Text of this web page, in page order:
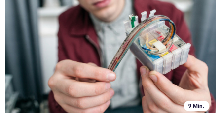
Trockene Tinte in einem Tintenstrahldrucker: Wir beraten
Sie, wie Sie das Problem lösen und verhindern können.
Hat Ihr Tintenstrahldrucker plötzlich aufgehört zu drucken oder druckt
er zwar, lässt aber eine Farbe aus, obwohl die eingesetzte Patrone
offenbar nicht leer ist? Die Ursache ist höchstwahrscheinlich nur eine
einzige – nämlich eingetrocknete Tinte. Wenn Sie wissen möchten,
wann Tinte austrocknet, was dieses Problem verursacht, wie man es
vermeiden kann und wie man es beheben kann, wenn es doch einmal
auftritt, sind Sie hier genau richtig. In den folgenden Zeilen geben wir
Ihnen nämlich Antworten auf all diese Fragen.
Ganzen Artikel lesen »
9 Min.